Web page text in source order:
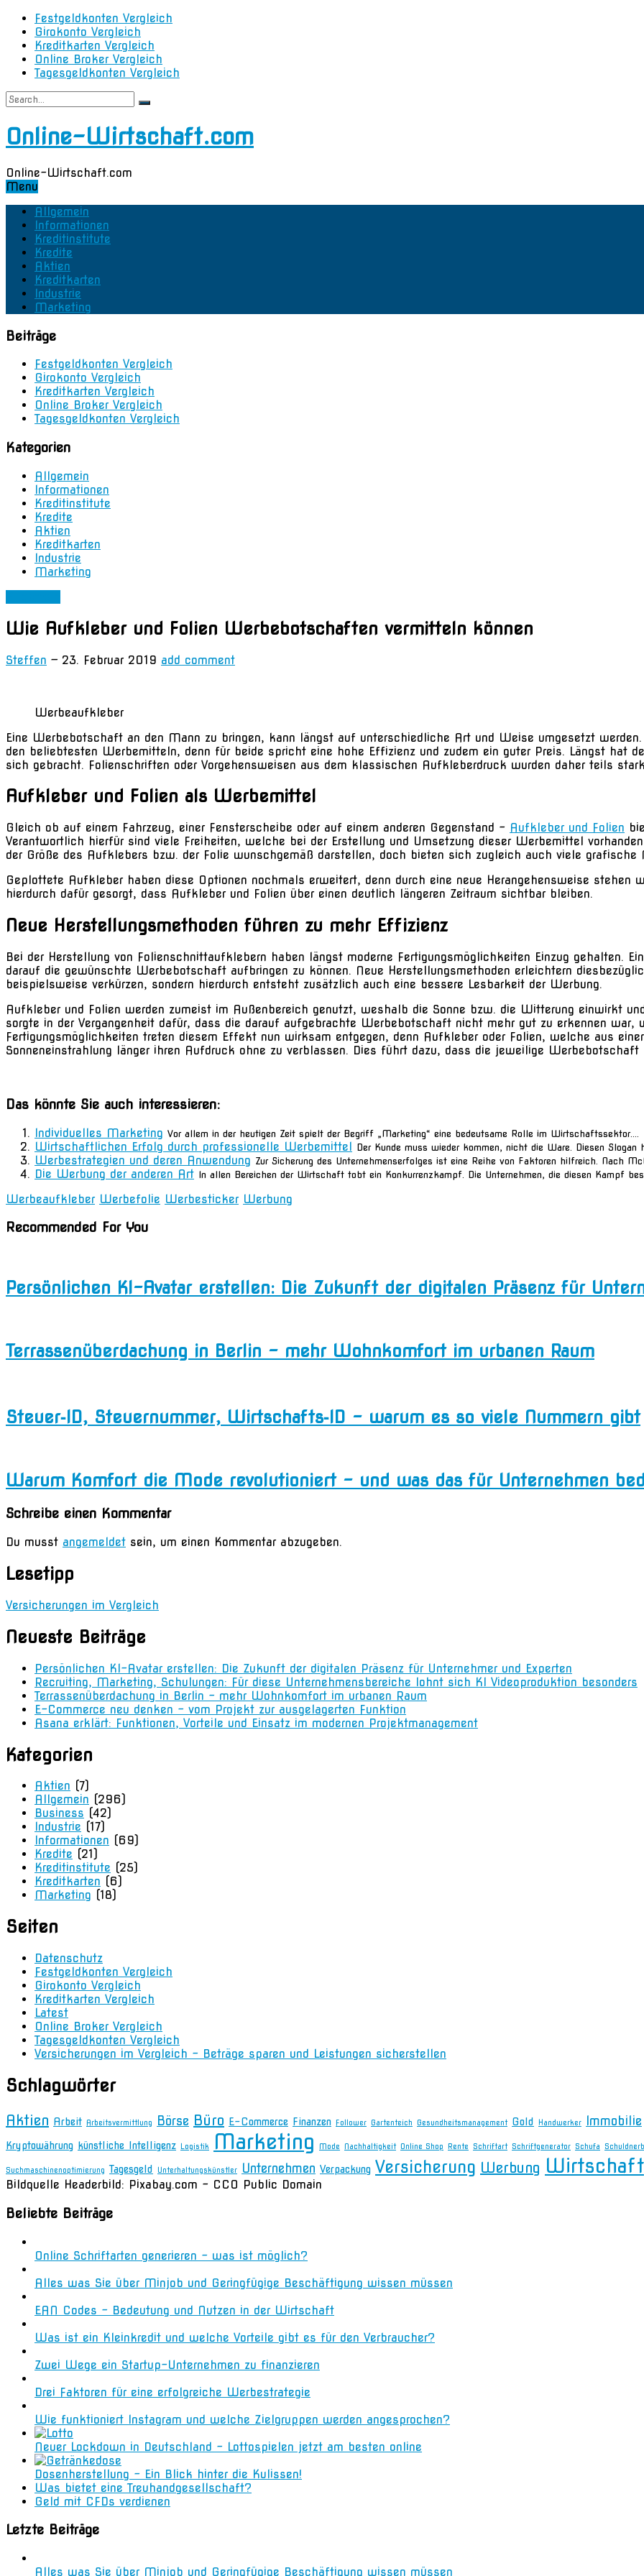
Festgeldkonten Vergleich
Girokonto Vergleich
Kreditkarten Vergleich
Online Broker Vergleich
Tagesgeldkonten Vergleich
Online-Wirtschaft.com
Online-Wirtschaft.com
Menu
Allgemein
Informationen
Kreditinstitute
Kredite
Aktien
Kreditkarten
Industrie
Marketing
Beiträge
Festgeldkonten Vergleich
Girokonto Vergleich
Kreditkarten Vergleich
Online Broker Vergleich
Tagesgeldkonten Vergleich
Kategorien
Allgemein
Informationen
Kreditinstitute
Kredite
Aktien
Kreditkarten
Industrie
Marketing
Wie Aufkleber und Folien Werbebotschaften vermitteln können
Steffen — 23. Februar 2019 add comment
Werbeaufkleber
Eine Werbebotschaft an den Mann zu bringen, kann längst auf unterschiedliche Art und Weise umgesetzt
den beliebtesten Werbemitteln, denn für beide spricht eine hohe Effizienz und zudem ein guter Preis. Längst hat
sich gebracht. Folienschriften oder Vorgehensweisen aus dem klassischen Aufkleberdruck wurden daher teils
Aufkleber und Folien als Werbemittel
Gleich ob auf einem Fahrzeug, einer Fensterscheibe oder auf einem anderen Gegenstand – Aufkleber und Folien
Verantwortlich hierfür sind viele Freiheiten, welche bei der Erstellung und Umsetzung dieser Werbemittel
der Größe des Aufklebers bzw. der Folie wunschgemäß darstellen, doch bieten sich zugleich auch viele grafische
Geplottete Aufkleber haben diese Optionen nochmals erweitert, denn durch eine neue Herangehensweise stehen
hierdurch dafür gesorgt, dass Aufkleber und Folien über einen deutlich längeren Zeitraum sichtbar bleiben.
Neue Herstellungsmethoden führen zu mehr Effizienz
Bei der Herstellung von Folienschnittaufklebern haben längst moderne Fertigungsmöglichkeiten Einzug gehalten.
darauf die gewünschte Werbebotschaft aufbringen zu können. Neue Herstellungsmethoden erleichtern
beispielsweise verkürzen, sondern hierdurch entsteht zusätzlich auch eine bessere Lesbarkeit der Werbung.
Aufkleber und Folien werden zumeist im Außenbereich genutzt, weshalb die Sonne bzw. die Witterung einwirkt
sorgte in der Vergangenheit dafür, dass die darauf aufgebrachte Werbebotschaft nicht mehr gut zu erkennen war,
Fertigungsmöglichkeiten treten diesem Effekt nun wirksam entgegen, denn Aufkleber oder Folien, welche aus
Sonneneinstrahlung länger ihren Aufdruck ohne zu verblassen. Dies führt dazu, dass die jeweilige
Das könnte Sie auch interessieren:
Individuelles Marketing Vor allem in der heutigen Zeit spielt der Begriff „Marketing“ eine bedeutsame Rolle im Wirtschaftssektor....
Wirtschaftlichen Erfolg durch professionelle Werbemittel Der Kunde muss wieder kommen, nicht die Ware. Diesen Slogan
Werbestrategien und deren Anwendung Zur Sicherung des Unternehmenserfolges ist eine Reihe von Faktoren hilfreich. Nach
Die Werbung der anderen Art In allen Bereichen der Wirtschaft tobt ein Konkurrenzkampf. Die Unternehmen, die diesen Kampf
Werbeaufkleber Werbefolie Werbesticker Werbung
Recommended For You
Persönlichen KI-Avatar erstellen: Die Zukunft der digitalen Präsenz für
Terrassenüberdachung in Berlin – mehr Wohnkomfort im urbanen Raum
Steuer‑ID, Steuernummer, Wirtschafts‑ID – warum es so viele Nummern gibt
Warum Komfort die Mode revolutioniert – und was das für Unternehmen
Schreibe einen Kommentar
Du musst angemeldet sein, um einen Kommentar abzugeben.
Lesetipp
Versicherungen im Vergleich
Neueste Beiträge
Persönlichen KI-Avatar erstellen: Die Zukunft der digitalen Präsenz für Unternehmer und Experten
Recruiting, Marketing, Schulungen: Für diese Unternehmensbereiche lohnt sich KI Videoproduktion besonders
Terrassenüberdachung in Berlin – mehr Wohnkomfort im urbanen Raum
E-Commerce neu denken – vom Projekt zur ausgelagerten Funktion
Asana erklärt: Funktionen, Vorteile und Einsatz im modernen Projektmanagement
Kategorien
Aktien (7)
Allgemein (296)
Business (42)
Industrie (17)
Informationen (69)
Kredite (21)
Kreditinstitute (25)
Kreditkarten (6)
Marketing (18)
Seiten
Datenschutz
Festgeldkonten Vergleich
Girokonto Vergleich
Kreditkarten Vergleich
Latest
Online Broker Vergleich
Tagesgeldkonten Vergleich
Versicherungen im Vergleich – Beträge sparen und Leistungen sicherstellen
Schlagwörter
Aktien Arbeit Arbeitsvermittlung Börse Büro E-Commerce Finanzen Follower Gartenteich Gesundheitsmanagement Gold Handwerker Immobilie
Kryptowährung künstliche Intelligenz Logistik Marketing Mode Nachhaltigkeit Online Shop Rente Schriftart Schriftgenerator Schufa
Suchmaschinenoptimierung Tagesgeld Unterhaltungskünstler Unternehmen Verpackung Versicherung Werbung Wirtschaft
Bildquelle Headerbild: Pixabay.com - CC0 Public Domain
Beliebte Beiträge
Online Schriftarten generieren – was ist möglich?
Alles was Sie über Minjob und Geringfügige Beschäftigung wissen müssen
EAN Codes – Bedeutung und Nutzen in der Wirtschaft
Was ist ein Kleinkredit und welche Vorteile gibt es für den Verbraucher?
Zwei Wege ein Startup-Unternehmen zu finanzieren
Drei Faktoren für eine erfolgreiche Werbestrategie
Wie funktioniert Instagram und welche Zielgruppen werden angesprochen?
Neuer Lockdown in Deutschland – Lottospielen jetzt am besten online
Dosenherstellung – Ein Blick hinter die Kulissen!
Was bietet eine Treuhandgesellschaft?
Geld mit CFDs verdienen
Letzte Beiträge
Alles was Sie über Minjob und Geringfügige Beschäftigung wissen müssen